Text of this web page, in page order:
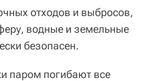
отходов и выбросов,
водные и земельные
безопасен.
паром погибают все